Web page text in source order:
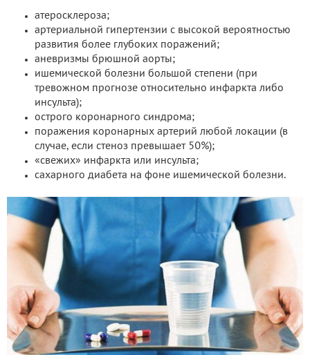
атеросклероза;
артериальной гипертензии с высокой вероятностью
развития более глубоких поражений;
аневризмы брюшной аорты;
ишемической болезни большой степени (при
тревожном прогнозе относительно инфаркта либо
инсульта);
острого коронарного синдрома;
поражения коронарных артерий любой локации (в
случае, если стеноз превышает 50%);
«свежих» инфаркта или инсульта;
сахарного диабета на фоне ишемической болезни.